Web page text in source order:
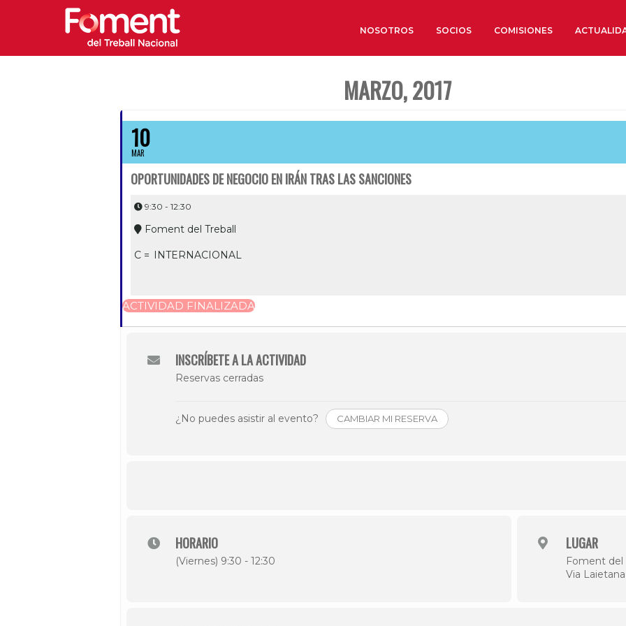
NOSOTROS SOCIOS COMISIONES
MARZO, 2017
10
MAR
OPORTUNIDADES DE NEGOCIO EN IRÁN TRAS LAS SANCIONES
9:30 - 12:30
Foment del Treball
C = INTERNACIONAL
ACTIVIDAD FINALIZADA
INSCRÍBETE A LA ACTIVIDAD
Reservas cerradas
¿No puedes asistir al evento? CAMBIAR MI RESERVA
HORARIO
(Viernes) 9:30 - 12:30
LUGAR
Foment del
Via